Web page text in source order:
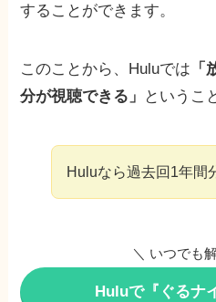
することができます。
このことから、Huluでは
分が視聴できる」
というこ
Huluなら過去回1年間
＼ いつでも
Huluで『ぐるナ